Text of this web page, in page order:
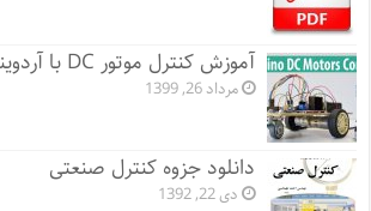
آموزش کنترل موتور DC با آردوینو
مرداد 26, 1399
دانلود جزوه کنترل صنعتی
دی 22, 1392